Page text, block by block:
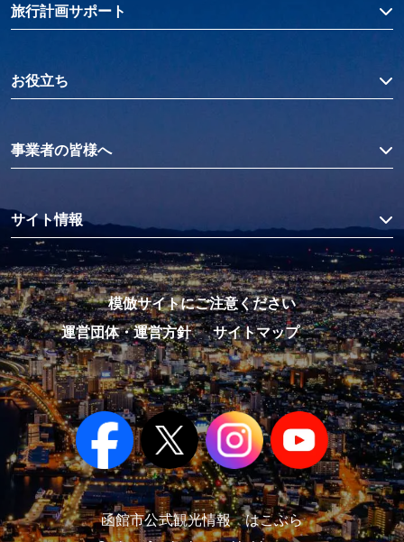
旅行計画サポート
お役立ち
事業者の皆様へ
サイト情報
模倣サイトにご注意ください
運営団体・運営方針
サイトマップ
函館市公式観光情報 はこぶら